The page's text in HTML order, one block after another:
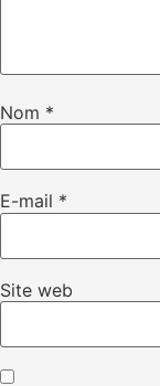
Nom *
E-mail *
Site web